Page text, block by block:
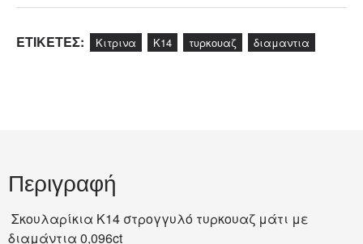
ΕΤΙΚΕΤΕΣ: Κιτρινα Κ14 τυρκουαζ διαμαντια
Περιγραφή
Σκουλαρίκια Κ14 στρογγυλό τυρκουαζ μάτι με
διαμάντια 0,096ct